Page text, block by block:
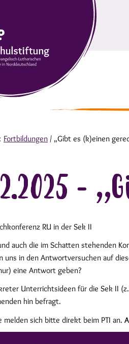
Fortbildungen / „Gibt es (k)einen
-
RU in der Sek II
auch die im Schatten stehenden
uns in den Antwortversuchen auf
eine Antwort geben?
Unterrichtsideen für die Sek II
hin befragt.
melden sich bitte direkt beim PTI an.